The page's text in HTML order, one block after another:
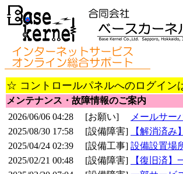
☆ コントロールパネルへのログイン
メンテナンス・故障情報のご案内
2026/06/06 04:28
[お願い]
メールサー
2025/08/30 17:58
[設備障害]
【解消済
2025/04/24 02:39
[設備工事] 設備設置場
2025/02/21 00:48
[設備障害]
【復旧済